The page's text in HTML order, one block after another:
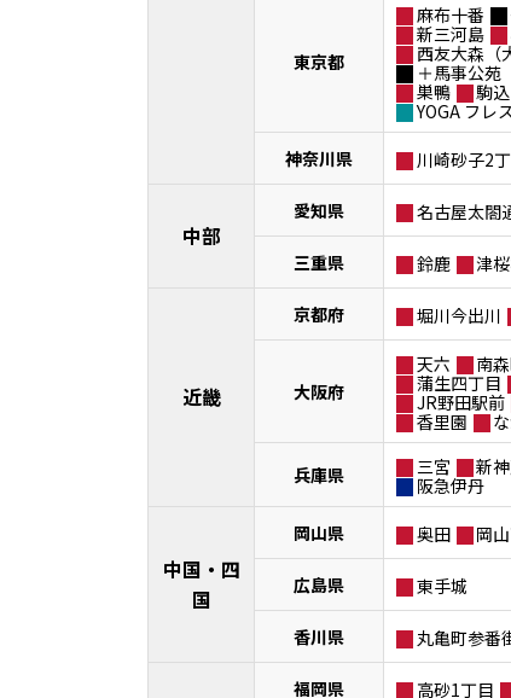
東京都
麻布十番
新三河島
西友大森（
＋馬事公苑
巣鴨
駒込
YOGA フレ
神奈川県
川崎砂子2
中部
愛知県 名古屋太閤
三重県 鈴鹿 津
近畿
京都府 堀川今出川
大阪府
天六 南
蒲生四丁目
JR野田駅前
香里園
兵庫県 三宮 新
阪急伊丹
中国・四
国
岡山県 奥田 岡
広島県 東手城
香川県 丸亀町参番
福岡県 高砂1丁目